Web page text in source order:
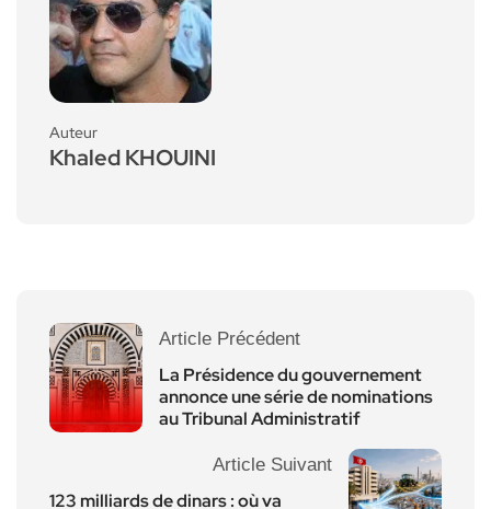
Auteur
Khaled KHOUINI
Article Précédent
La Présidence du gouvernement
annonce une série de nominations
au Tribunal Administratif
Article Suivant
123 milliards de dinars : où va